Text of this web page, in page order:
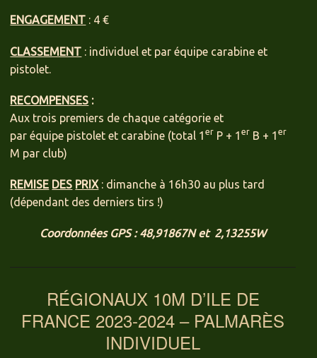
ENGAGEMENT : 4 €
CLASSEMENT : individuel et par équipe carabine et
pistolet.
RECOMPENSES :
Aux trois premiers de chaque catégorie et
par équipe pistolet et carabine (total 1er P + 1er B + 1er
M par club)
REMISE DES PRIX: dimanche à 16h30 au plus tard
(dépendant des derniers tirs !)
Coordonnées GPS : 48,91867N et 2,13255W
RÉGIONAUX 10M D’ILE DE
FRANCE 2023-2024 – PALMARÈS
INDIVIDUEL